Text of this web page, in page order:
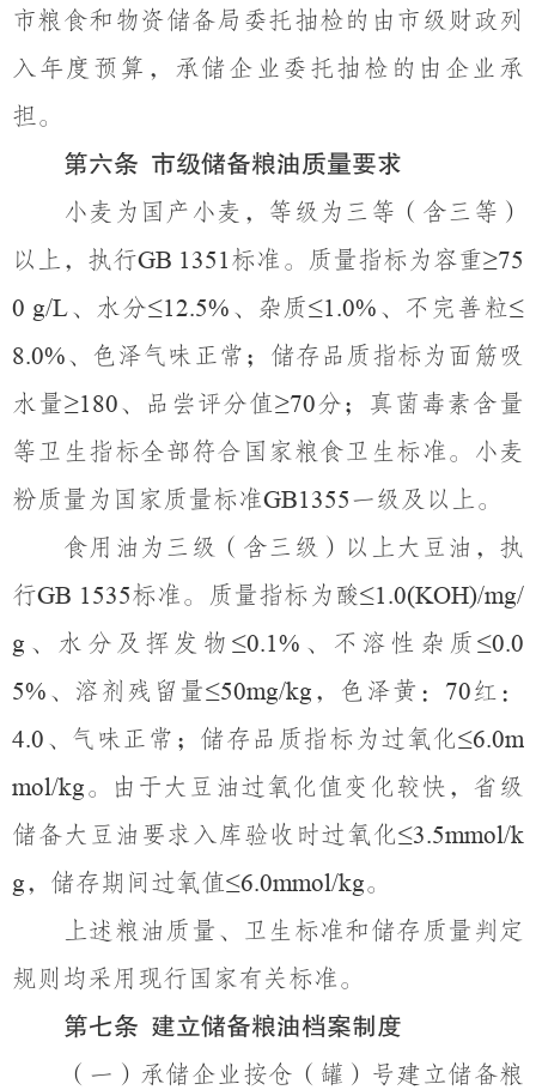
市粮食和物资储备局 委托抽检的 由市级财政列
入年度预算 ， 承储企业 委托抽检 的 由企业 承
担。
第六条 市级储备粮油质量要求
小麦为国产小麦，等级为三等（含三等）
以上，执行GB 1351标准。质量指标为容重≥75
0 g/L、水分≤12.5% 、杂质≤1.0% 、不完善粒≤
8.0%、色泽气味正常；储存品质指标为面筋吸
水量≥180、品尝评分值≥70分；真菌毒素含量
等卫生指标全部符合国家粮食卫生标准。
小麦
粉质量为 国家质量标准GB1355一级及以上。
食用油为三级（含三级）以上大豆油，执
行GB 1535标准。质量指标为酸≤1.0(KOH)/mg/
g 、水分及挥发物 ≤0.1% 、不溶性杂质≤0.0
5% 、溶剂残留量≤50mg/kg ，色泽黄： 70红：
4.0 、气味正常；储存品质指标为过氧化≤6.0m
mol/kg。由于大豆油过氧化值变化较快，省级
储备大豆油要求入库验收时过氧化≤3.5mmol/k
g，储存期间过氧值≤6.0mmol/kg。
上述粮油质量、卫生标准和储存质量判定
规则均采用现行国家有关标准。
第七条 建立储备粮油档案制度
（ 一） 承储企业按仓 （ 罐 ） 号建立储备粮